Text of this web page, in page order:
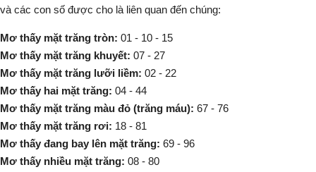
và các con số được cho là liên quan đến chúng:
Mơ thấy mặt trăng tròn: 01 - 10 - 15
Mơ thấy mặt trăng khuyết: 07 - 27
Mơ thấy mặt trăng lưỡi liềm: 02 - 22
Mơ thấy hai mặt trăng: 04 - 44
Mơ thấy mặt trăng màu đỏ (trăng máu): 67 - 76
Mơ thấy mặt trăng rơi: 18 - 81
Mơ thấy đang bay lên mặt trăng: 69 - 96
Mơ thấy nhiều mặt trăng: 08 - 80